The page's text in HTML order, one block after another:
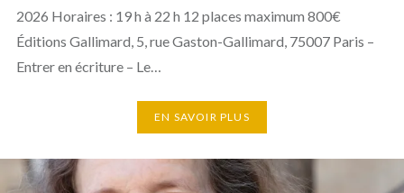
2026 Horaires : 19 h à 22 h 12 places maximum 800€
Éditions Gallimard, 5, rue Gaston-Gallimard, 75007 Paris –
Entrer en écriture – Le…
EN SAVOIR PLUS